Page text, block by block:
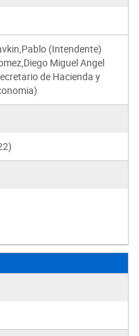
(Intendente)
Miguel Angel
de Hacienda y